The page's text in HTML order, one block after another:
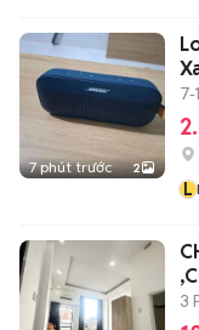
7 phút trước 2
7-
L
CHỈ
3